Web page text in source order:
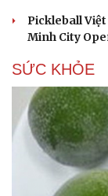
Pickleball
Minh City
SỨC KHỎE